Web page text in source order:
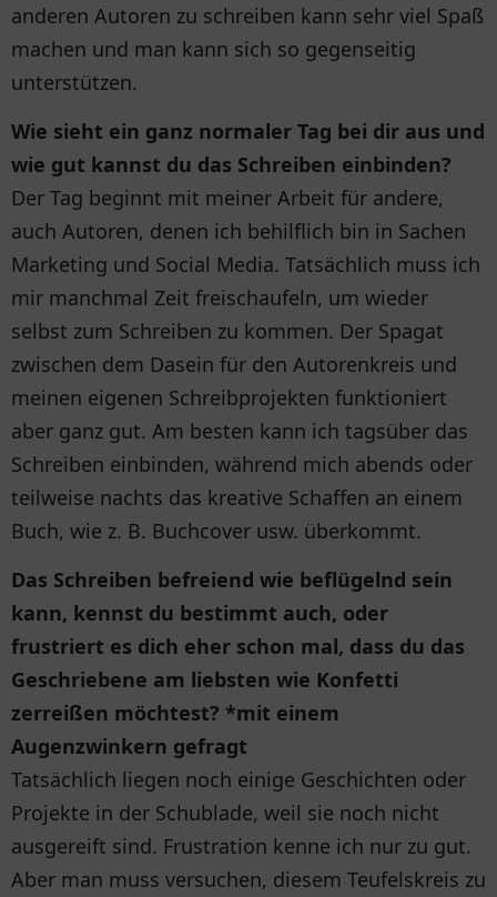
anderen Autoren zu schreiben kann sehr viel Spaß
machen und man kann sich so gegenseitig
unterstützen.
Wie sieht ein ganz normaler Tag bei dir aus und
wie gut kannst du das Schreiben einbinden?
Der Tag beginnt mit meiner Arbeit für andere,
auch Autoren, denen ich behilflich bin in Sachen
Marketing und Social Media. Tatsächlich muss ich
mir manchmal Zeit freischaufeln, um wieder
selbst zum Schreiben zu kommen. Der Spagat
zwischen dem Dasein für den Autorenkreis und
meinen eigenen Schreibprojekten funktioniert
aber ganz gut. Am besten kann ich tagsüber das
Schreiben einbinden, während mich abends oder
teilweise nachts das kreative Schaffen an einem
Buch, wie z. B. Buchcover usw. überkommt.
Das Schreiben befreiend wie beflügelnd sein
kann, kennst du bestimmt auch, oder
frustriert es dich eher schon mal, dass du das
Geschriebene am liebsten wie Konfetti
zerreißen möchtest? *mit einem
Augenzwinkern gefragt
Tatsächlich liegen noch einige Geschichten oder
Projekte in der Schublade, weil sie noch nicht
ausgereift sind. Frustration kenne ich nur zu gut.
Aber man muss versuchen, diesem Teufelskreis zu